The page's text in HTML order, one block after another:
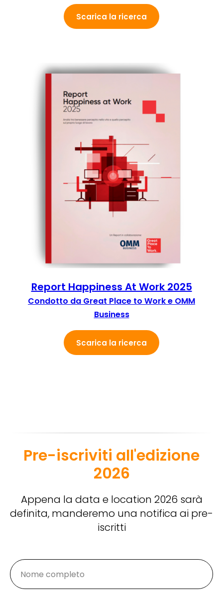
Scarica la ricerca
Report Happiness At Work 2025
Condotto da Great Place to Work e OMM
Business
Scarica la ricerca
Pre-iscriviti all'edizione
2026
Appena la data e location 2026 sarà
definita, manderemo una notifica ai pre-
iscritti